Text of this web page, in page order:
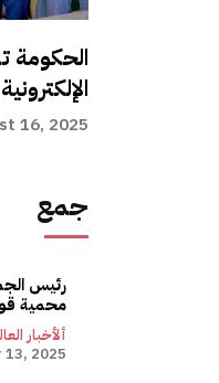
الحكومة
الإلكترونية
16, 2025
جمع
رئيس
محمية
ألأخبار
2025